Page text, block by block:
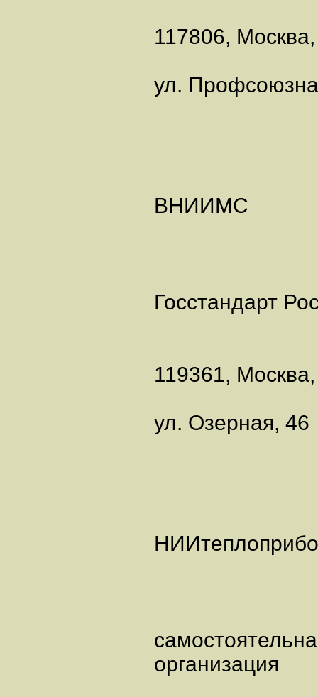
117806,
ул.
Госстандарт
119361,
ул. Озерная,
организация